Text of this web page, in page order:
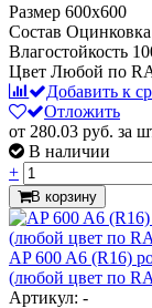
Размер 600x600
Состав Оцинковка
Влагостойкость
Цвет Любой по
Добавить к
Отложить
от 280.03 руб. за
В наличии
+
В корзину
AP 600 A6 (R16)
(любой цвет по
Артикул: -